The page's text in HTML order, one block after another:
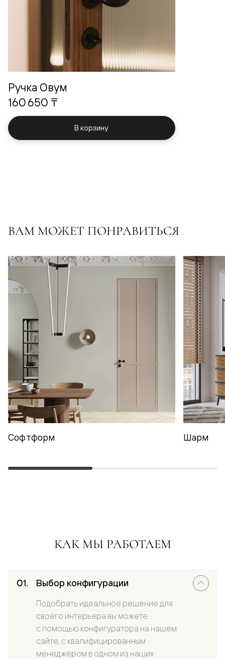
Ручка Овум
160 650 ₸
В корзину
ВАМ МОЖЕТ ПОНРАВИТЬСЯ
Софтформ Шарм
КАК МЫ РАБОТАЕМ
Выбор конфигурации
Подобрать идеальное решение для
своего интерьера вы можете
с помощью конфигуратора на нашем
сайте, с квалифицированным
менеджером в одном из наших